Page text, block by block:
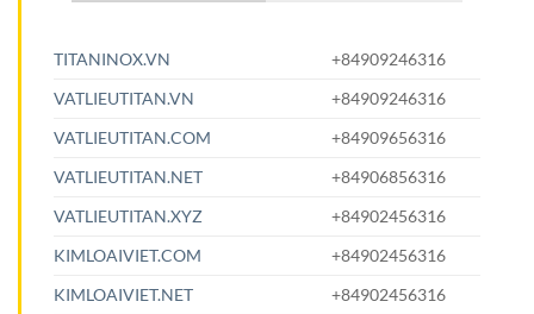
TITANINOX.VN
+84909246316
VATLIEUTITAN.VN
+84909246316
VATLIEUTITAN.COM
+84909656316
VATLIEUTITAN.NET
+84906856316
VATLIEUTITAN.XYZ
+84902456316
KIMLOAIVIET.COM
+84902456316
KIMLOAIVIET.NET
+84902456316